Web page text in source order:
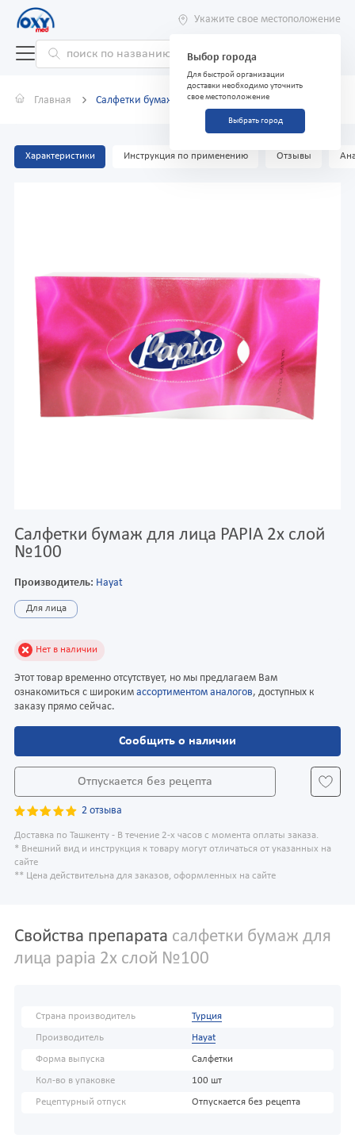
Укажите свое местоположение
Выбор города
Для быстрой организации
доставки необходимо уточнить
свое местоположение
Выбрать город
Главная Салфетки бумаж для лица PAPIA 2х слой №100
Характеристики Инструкция по применению Отзывы
Салфетки бумаж для лица PAPIA 2х слой
№100
Производитель: Hayat
Для лица
Нет в наличии
Этот товар временно отсутствует, но мы предлагаем Вам
ознакомиться с широким ассортиментом аналогов, доступных к
заказу прямо сейчас.
Сообщить о наличии
Отпускается без рецепта
2 отзыва
Доставка по Ташкенту - В течение 2-х часов с момента оплаты заказа.
* Внешний вид и инструкция к товару могут отличаться от указанных на
сайте
** Цена действительна для заказов, оформленных на сайте
Свойства препарата салфетки бумаж для
лица papia 2х слой №100
Страна производитель Турция
Производитель Hayat
Форма выпуска Салфетки
Кол-во в упаковке 100 шт
Рецептурный отпуск Отпускается без рецепта